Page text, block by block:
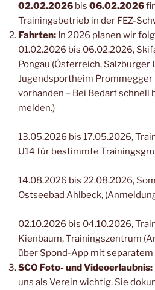
02.02.2026 bis 06.02.2026
Trainingsbetrieb in der FEZ-
Fahrten: In 2026 planen wir
01.02.2026 bis 06.02.2026,
Pongau (Österreich, Salzburger
Jugendsportheim Prommegger
vorhanden – Bei Bedarf schnell
melden.)
13.05.2026 bis 17.05.2026,
U14 für bestimmte
14.08.2026 bis 22.08.2026,
Ostseebad Ahlbeck,
02.10.2026 bis 04.10.2026,
Kienbaum, Trainingszentrum
über Spond-App mit
SCO Foto- und Videoerlaubnis:
uns als Verein wichtig. Sie